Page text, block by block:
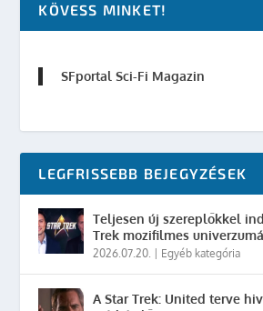
KÖVESS MINKET!
SFportal Sci-Fi Magazin
LEGFRISSEBB BEJEGYZÉSEK
Teljesen új szereplőkkel
Trek mozifilmes
2026.07.20. Egyéb kategória
A Star Trek: United terve